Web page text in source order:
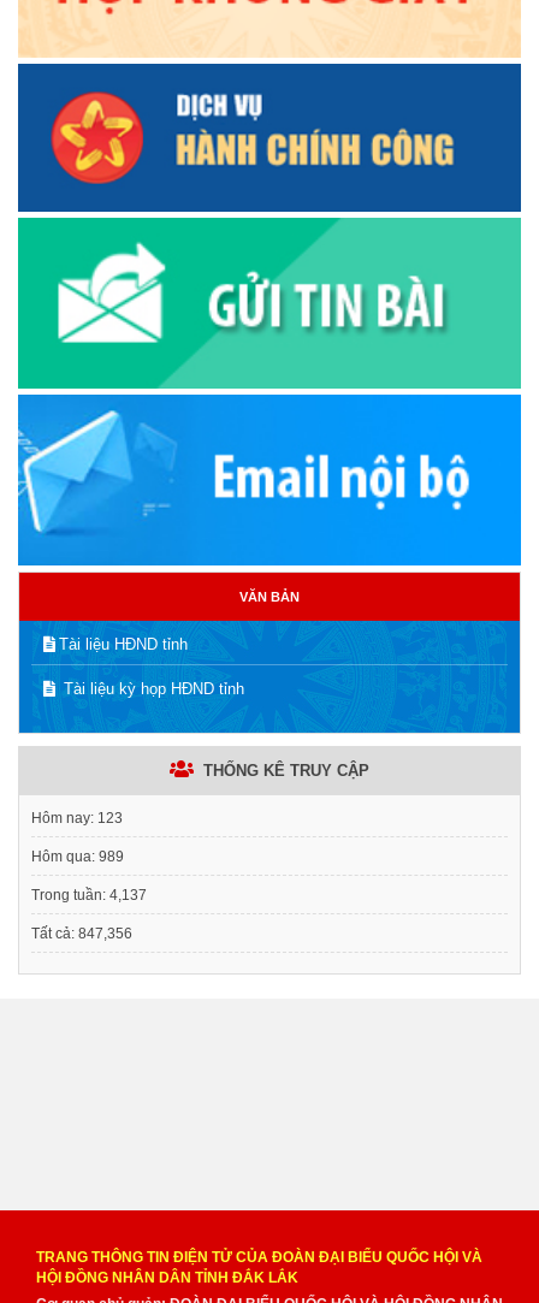
VĂN BẢN
Tài liệu HĐND tỉnh
Tài liệu kỳ họp HĐND tỉnh
THỐNG KÊ TRUY CẬP
Hôm nay: 123
Hôm qua: 989
Trong tuần: 4,137
Tất cả: 847,356
TRANG THÔNG TIN ĐIỆN TỬ CỦA ĐOÀN ĐẠI BIỂU QUỐC HỘI VÀ
HỘI ĐỒNG NHÂN DÂN TỈNH ĐẮK LẮK